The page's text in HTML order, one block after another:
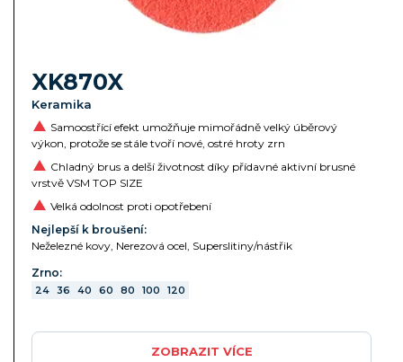
XK870X
Keramika
Samoostřící efekt umožňuje mimořádně velký úběrový
výkon, protože se stále tvoří nové, ostré hroty zrn
Chladný brus a delší životnost díky přídavné aktivní brusné
vrstvě VSM TOP SIZE
Velká odolnost proti opotřebení
Nejlepší k broušení:
Neželezné kovy, Nerezová ocel, Superslitiny/nástřik
Zrno:
24 36 40 60 80 100 120
ZOBRAZIT VÍCE